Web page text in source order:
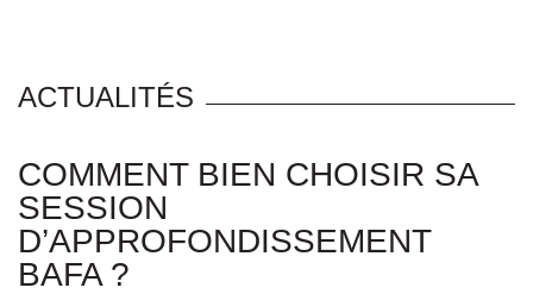
ACTUALITÉS
COMMENT BIEN CHOISIR SA
SESSION
D’APPROFONDISSEMENT
BAFA ?